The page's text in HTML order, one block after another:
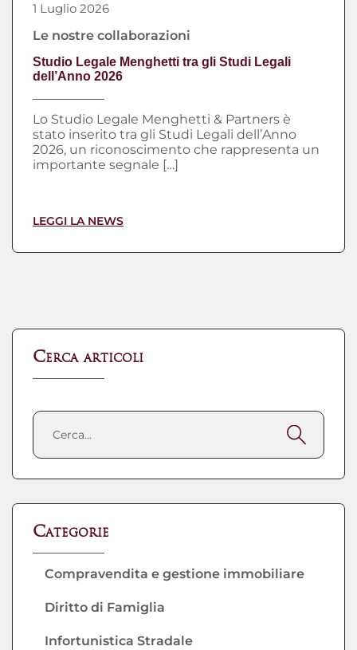
1 Luglio 2026
Le nostre collaborazioni
Studio Legale Menghetti tra gli Studi Legali
dell’Anno 2026
Lo Studio Legale Menghetti & Partners è
stato inserito tra gli Studi Legali dell’Anno
2026, un riconoscimento che rappresenta un
importante segnale […]
LEGGI LA NEWS
Cerca articoli
Categorie
Compravendita e gestione immobiliare
Diritto di Famiglia
Infortunistica Stradale